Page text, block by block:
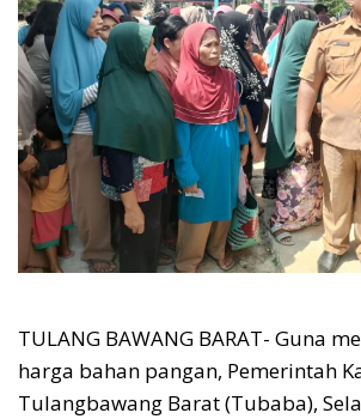
TULANG BAWANG BARAT- Guna
harga bahan pangan, Pemerintah
Tulangbawang Barat (Tubaba),